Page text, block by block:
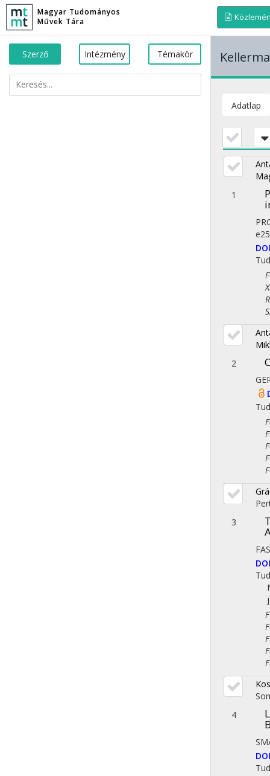
Magyar Tudományos
Művek Tára
Szerző Intézmény Témakör
Adatlap
1
DOI
2
3
DOI
4
DOI